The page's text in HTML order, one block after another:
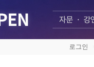
로그인